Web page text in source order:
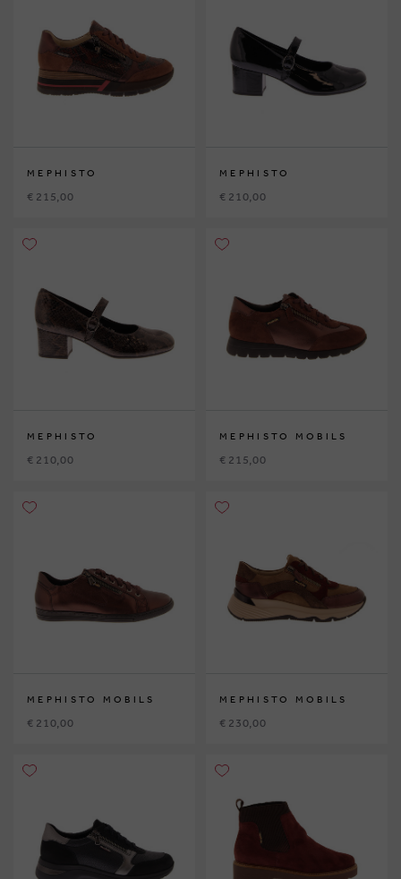
MEPHISTO
€ 215,00
MEPHISTO
€ 210,00
MEPHISTO
€ 210,00
MEPHISTO MOBILS
€ 215,00
MEPHISTO MOBILS
€ 210,00
MEPHISTO MOBILS
€ 230,00